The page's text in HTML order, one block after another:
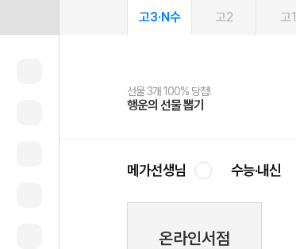
고3·N수 고2 고1
선물 3개 100% 당첨!
행운의 선물 뽑기
선물 100% 증정!
메가스터디 X 올리브
여름방학 스터디 캐시백
메가런 썸머스쿨
2027 러셀 단과
강사 공개선발
스마트러닝앱
설문 EVENT
메가패스
3일 무료 체험권
메가패스 수강생 무료혜택!
메가클럽 멤버십
사회공헌 캠페인
희망이룸 메가나눔
메가선생님 수능·내신
온라인서점